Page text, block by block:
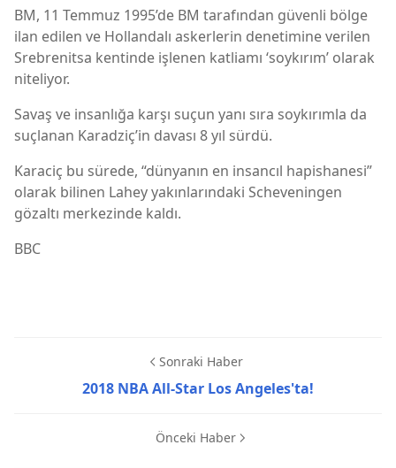
BM, 11 Temmuz 1995’de BM tarafından güvenli bölge
ilan edilen ve Hollandalı askerlerin denetimine verilen
Srebrenitsa kentinde işlenen katliamı ‘soykırım’ olarak
niteliyor.
Savaş ve insanlığa karşı suçun yanı sıra soykırımla da
suçlanan Karadziç’in davası 8 yıl sürdü.
Karaciç bu sürede, “dünyanın en insancıl hapishanesi”
olarak bilinen Lahey yakınlarındaki Scheveningen
gözaltı merkezinde kaldı.
BBC
Sonraki Haber
2018 NBA All-Star Los Angeles'ta!
Önceki Haber